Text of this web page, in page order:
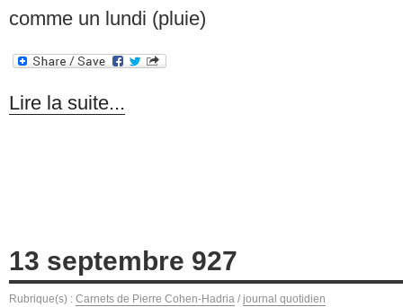
comme un lundi (pluie)
Lire la suite...
13 septembre 927
Rubrique(s) : Carnets de Pierre Cohen-Hadria / journal quotidien